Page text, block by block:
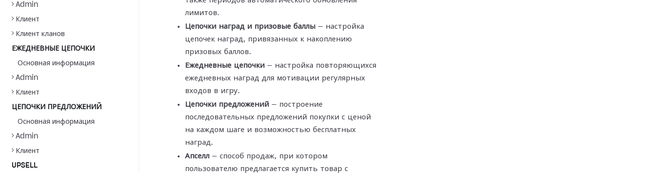
Admin
Клиент
Клиент кланов
ЕЖЕДНЕВНЫЕ ЦЕПОЧКИ
Основная информация
Admin
Клиент
ЦЕПОЧКИ ПРЕДЛОЖЕНИЙ
Основная информация
Admin
Клиент
UPSELL
лимитов.
Цепочки наград и призовые баллы — настройка
цепочек наград, привязанных к накоплению
призовых баллов.
Ежедневные цепочки — настройка повторяющихся
ежедневных наград для мотивации регулярных
входов в игру.
Цепочки предложений — построение
последовательных предложений покупки с ценой
на каждом шаге и возможностью бесплатных
наград.
Апселл — способ продаж, при котором
пользователю предлагается купить товар с